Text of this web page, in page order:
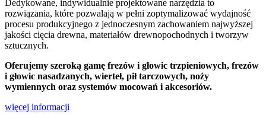
Dedykowane, indywidualnie projektowane narzędzia to
rozwiązania, które pozwalają w pełni zoptymalizować wydajność
procesu produkcyjnego z jednoczesnym zachowaniem najwyższej
jakości cięcia drewna, materiałów drewnopochodnych i tworzyw
sztucznych.
Oferujemy szeroką gamę frezów i głowic trzpieniowych, frezów
i głowic nasadzanych, wierteł, pił tarczowych, noży
wymiennych oraz systemów mocowań i akcesoriów.
więcej informacji